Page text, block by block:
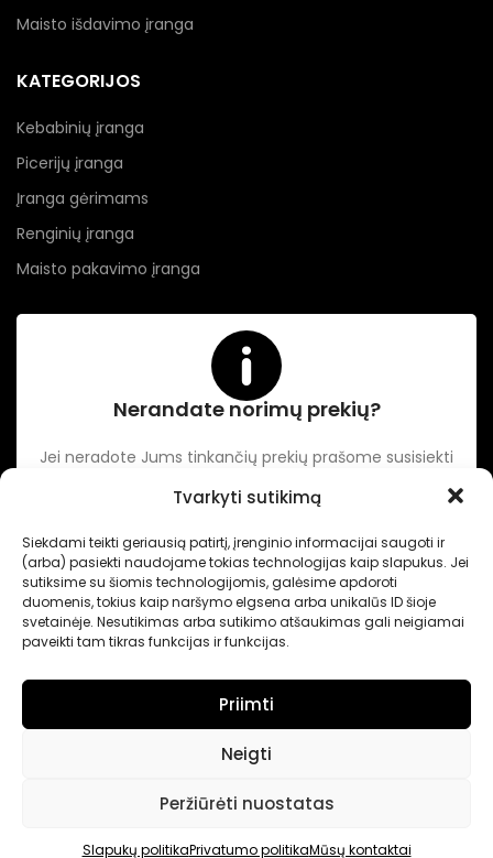
Tvarkyti sutikimą
Siekdami teikti geriausią patirtį, įrenginio informacijai saugoti ir
(arba) pasiekti naudojame tokias technologijas kaip slapukus. Jei
sutiksime su šiomis technologijomis, galėsime apdoroti
duomenis, tokius kaip naršymo elgsena arba unikalūs ID šioje
svetainėje. Nesutikimas arba sutikimo atšaukimas gali neigiamai
paveikti tam tikras funkcijas ir funkcijas.
Priimti
Neigti
Peržiūrėti nuostatas
Slapukų politikaPrivatumo politikaMūsų kontaktai
Maisto išdavimo įranga
KATEGORIJOS
Kebabinių įranga
Picerijų įranga
Įranga gėrimams
Renginių įranga
Maisto pakavimo įranga
Nerandate norimų prekių?
Jei neradote Jums tinkančių prekių prašome susisiekti
Intertechnika Sukurta pagal užsakymą - Dominykas Vitkauskas
Internetinių svetainių sprendimai